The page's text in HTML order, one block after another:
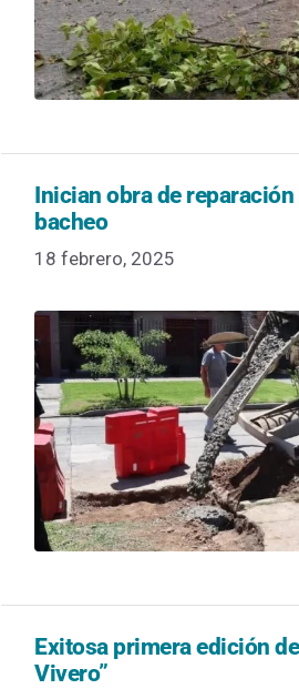
Inician obra de reparación
bacheo
18 febrero, 2025
Exitosa primera edición
Vivero”